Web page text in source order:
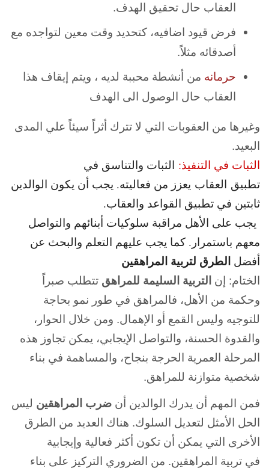
العقاب حال تحقيق الهدف.
فرض قيود اضافيه، كتحديد وقت معين لتواجده مع
أصدقائه مثلاً.
حرمانه من أنشطة محببة لديه ، ويتم إيقاف هذا
العقاب حال الوصول الى الهدف
وغيرها من العقوبات التي لا تترك أثراً سيئاً علي المدى
البعيد.
الثبات في التنفيذ: الثبات والتناسق في
تطبيق العقاب يعزز من فعاليته. يجب أن يكون الوالدين
ثابتين في تطبيق القواعد والعقاب.
يجب على الأهل مراقبة سلوكيات أبنائهم والتواصل
معهم باستمرار. كما يجب عليهم التعلم والبحث عن
أفضل الطرق لتربية المراهقين
الختام: إن التربية السليمة للمراهق تتطلب صبراً
وحكمة من الأهل، فالمراهق في طور نمو بحاجة
للتوجيه وليس القمع أو الإهمال. ومن خلال الحوار،
والقدوة الحسنة، والتواصل الإيجابي، يمكن تجاوز هذه
المرحلة العمرية الحرجة بنجاح، والمساهمة في بناء
شخصية متوازنة للمراهق.
فمن المهم أن يدرك الوالدين أن ضرب المراهقين ليس
الحل الأمثل لتعديل السلوك. هناك العديد من الطرق
الأخرى التي يمكن أن تكون أكثر فعالية وإيجابية
في تربية المراهقين. من الضروري التركيز على بناء